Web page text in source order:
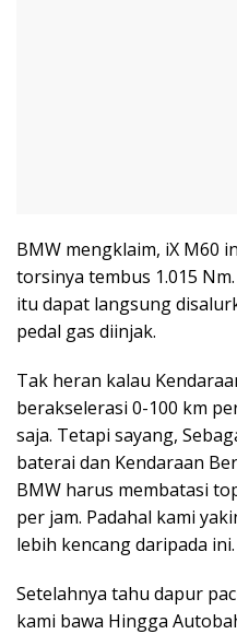
BMW mengklaim, iX M60
torsinya tembus 1.015
itu dapat langsung
pedal gas diinjak.
Tak heran kalau
berakselerasi 0-100 km
saja. Tetapi sayang,
baterai dan Kendaraan
BMW harus membatasi
per jam. Padahal kami
lebih kencang daripada ini.
Setelahnya tahu dapur
kami bawa Hingga